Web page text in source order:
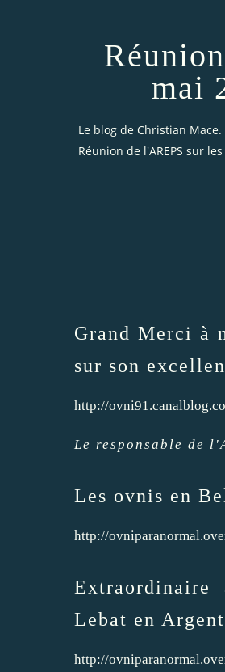
mai
Le blog de Christian
Réunion de l'AREPS sur
Grand Merci à
sur son
http://
Le responsable de
Les ovnis en
http://
Lebat en
http://